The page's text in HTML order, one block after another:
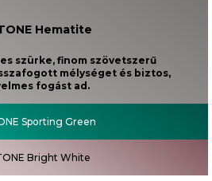
Hematite
szürke, finom szövetszerű
mélységet és biztos,
fogást ad.
Sporting Green
Bright White